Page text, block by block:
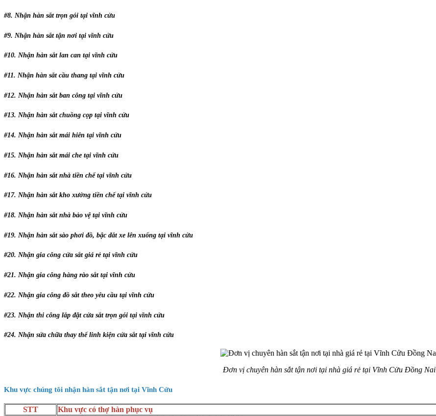
#8. Nhận hàn sắt trọn gói tại vĩnh cửu
#9. Nhận hàn sắt tận nơi tại vĩnh cửu
#10. Nhận hàn sắt lan can tại vĩnh cửu
#11. Nhận hàn sắt cầu thang tại vĩnh cửu
#12. Nhận hàn sắt ban công tại vĩnh cửu
#13. Nhận hàn sắt chuồng cọp tại vĩnh cửu
#14. Nhận hàn sắt mái hiên tại vĩnh cửu
#15. Nhận hàn sắt mái che tại vĩnh cửu
#16. Nhận hàn sắt nhà tiền chế tại vĩnh cửu
#17. Nhận hàn sắt kho xưởng tiền chế tại vĩnh cửu
#18. Nhận hàn sắt nhà bảo vệ tại vĩnh cửu
#19. Nhận hàn sắt sào phơi đồ, bậc dắt xe lên xuống tại vĩnh cửu
#20. Nhận gia công cửa sắt giá rẻ tại vĩnh cửu
#21. Nhận gia công hàng rào sắt tại vĩnh cửu
#22. Nhận gia công đồ sắt theo yêu cầu tại vĩnh cửu
#23. Nhận thi công lắp đặt cửa sắt trọn gói tại vĩnh cửu
#24. Nhận sửa chữa thay thế linh kiện cửa sắt tại vĩnh cửu
Đơn vị chuyên hàn sắt tận nơi tại nhà giá rẻ tại Vĩnh Cửu Đồng Nai
Khu vực chúng tôi nhận hàn sắt tận nơi tại Vĩnh Cửu
STT
Khu vực có thợ hàn phục vụ